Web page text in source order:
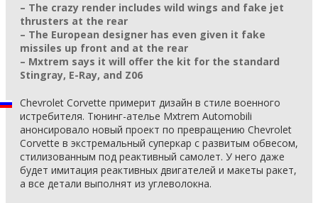
– The crazy render includes wild wings and fake jet
thrusters at the rear
– The European designer has even given it fake
missiles up front and at the rear
– Mxtrem says it will offer the kit for the standard
Stingray, E-Ray, and Z06
Chevrolet Corvette примерит дизайн в стиле военного
истребителя. Тюнинг-ателье Mxtrem Automobili
анонсировало новый проект по превращению Chevrolet
Corvette в экстремальный суперкар с развитым обвесом,
стилизованным под реактивный самолет. У него даже
будет имитация реактивных двигателей и макеты ракет,
а все детали выполнят из углеволокна.